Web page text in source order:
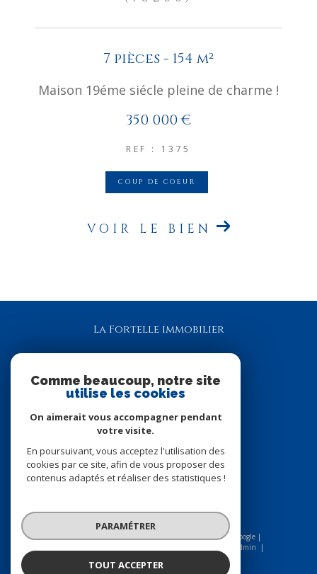
7 pièces - 154 m²
Maison 19éme siécle pleine de charme !
350 000 €
REF : 1375
COUP DE COEUR
VOIR LE BIEN
La Fortelle immobilier
lafortelle.immo@gmail.com
6 rue des Clos Vallées
NOUS SUIVRE SUR
© 2026 | Tous droits réservés | Traduction powered by Google |
Admin
Cookies
Comme beaucoup, notre site
utilise les cookies
On aimerait vous accompagner pendant
votre visite.
En poursuivant, vous acceptez l'utilisation des
cookies par ce site, afin de vous proposer des
contenus adaptés et réaliser des statistiques !
PARAMÉTRER
TOUT ACCEPTER